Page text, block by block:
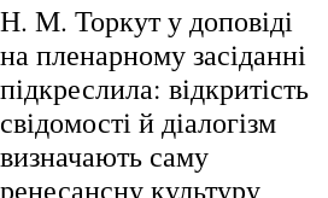
Н. М. Торкут у доповіді
на пленарному засіданні
підкреслила: відкритість
свідомості й діалогізм
визначають саму
ренесансну культуру